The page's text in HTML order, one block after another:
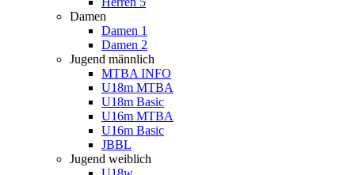
Damen
Damen 1
Damen 2
Jugend männlich
MTBA INFO
U18m MTBA
U18m Basic
U16m MTBA
U16m Basic
JBBL
Jugend weiblich